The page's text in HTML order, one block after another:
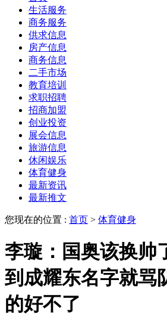
生活服务
商务服务
供求信息
房产信息
商务信息
二手市场
教育培训
求职招聘
招商加盟
创业投资
展会信息
旅游信息
休闲娱乐
体育健身
最新资讯
最新推文
您现在的位置 : 首页 > 体育健身
李璇：国奥该换帅
到成耀东名字就骂
的好不了